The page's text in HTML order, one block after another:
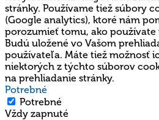
stránky. Používame tiež súbory
(Google analytics), ktoré nám
porozumieť tomu, ako používate
Budú uložené vo Vašom
používateľa. Máte tiež možnosť
niektorých z týchto súborov
na prehliadanie stránky.
Potrebné
Potrebné
Vždy zapnuté